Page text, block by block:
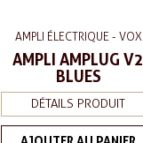
AMPLI ÉLECTRIQUE - VOX
AMPLI AMPLUG V2
BLUES
DÉTAILS PRODUIT